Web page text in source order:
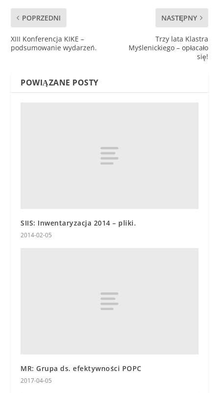
POPRZEDNI
XIII Konferencja KIKE –
podsumowanie wydarzeń.
NASTĘPNY
Trzy lata Klastra
Myślenickiego – opłacało
się!
POWIĄZANE POSTY
SIIS: Inwentaryzacja 2014 – pliki.
2014-02-05
MR: Grupa ds. efektywności POPC
2017-04-05